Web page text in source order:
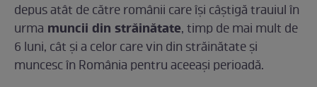
depus atât de către românii care își câștigă trauiul în
urma muncii din străinătate, timp de mai mult de
6 luni, cât şi a celor care vin din străinătate şi
muncesc în România pentru aceeași perioadă.